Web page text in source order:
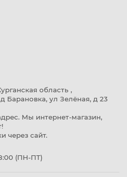
область ,
ул Зелёная, д 23
Мы интернет-магазин,
через сайт.
(ПН-ПТ)